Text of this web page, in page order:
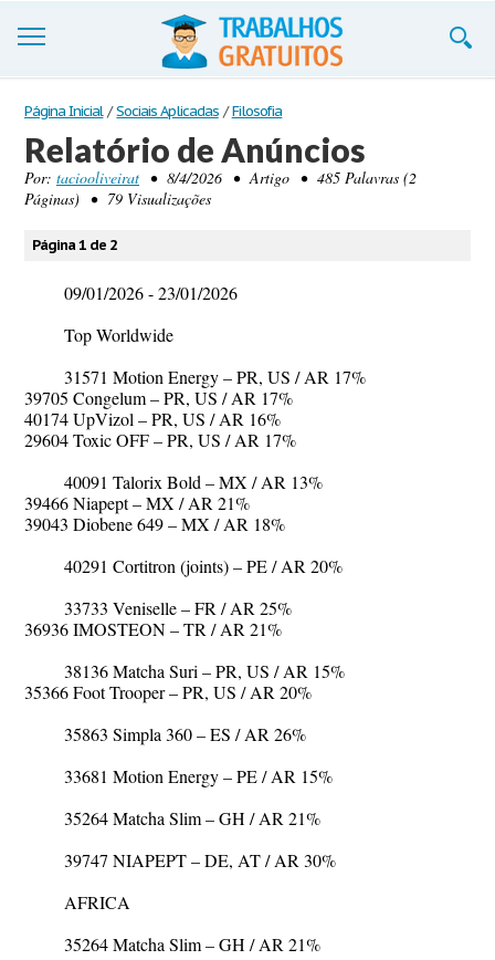
Trabalhos
Cadastre-se
Entre
Blog
Contate-nos
Página Inicial / Sociais Aplicadas / Filosofia
Relatório de Anúncios
Por: taciooliveirat • 8/4/2026 • Artigo • 485 Palavras (2
Páginas) • 79 Visualizações
Página 1 de 2
09/01/2026 - 23/01/2026
Top Worldwide
31571 Motion Energy – PR, US / AR 17%
39705 Congelum – PR, US / AR 17%
40174 UpVizol – PR, US / AR 16%
29604 Toxic OFF – PR, US / AR 17%
40091 Talorix Bold – MX / AR 13%
39466 Niapept – MX / AR 21%
39043 Diobene 649 – MX / AR 18%
40291 Cortitron (joints) – PE / AR 20%
33733 Veniselle – FR / AR 25%
36936 IMOSTEON – TR / AR 21%
38136 Matcha Suri – PR, US / AR 15%
35366 Foot Trooper – PR, US / AR 20%
35863 Simpla 360 – ES / AR 26%
33681 Motion Energy – PE / AR 15%
35264 Matcha Slim – GH / AR 21%
39747 NIAPEPT – DE, AT / AR 30%
AFRICA
35264 Matcha Slim – GH / AR 21%